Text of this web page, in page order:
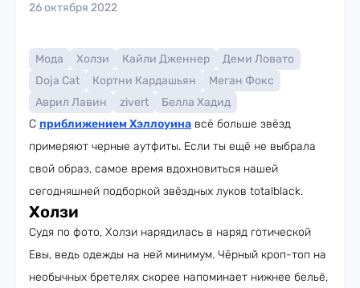
26 октября 2022
Мода Холзи Кайли Дженнер
Деми Ловато
Doja Cat
Кортни Кардашьян
Меган Фокс
Аврил Лавин
zivert
Белла Хадид
С приближением Хэллоуина всё больше звёзд
примеряют черные аутфиты. Если ты ещё не выбрала
свой образ, самое время вдохновиться нашей
сегодняшней подборкой звёздных луков totalblack.
Холзи
Судя по фото, Холзи нарядилась в наряд готической
Евы, ведь одежды на ней минимум. Чёрный кроп-топ на
необычных бретелях скорее напоминает нижнее бельё,